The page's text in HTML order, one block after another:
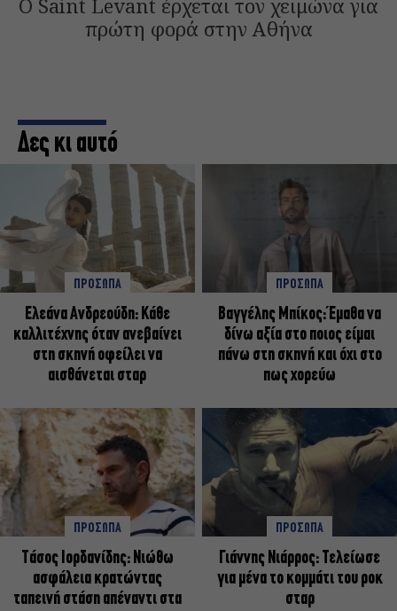
πρώτη φορά στην Αθήνα
Δες κι αυτό
ΠΡΟΣΩΠΑ
Ελεάνα Ανδρεούδη: Κάθε
καλλιτέχνης όταν ανεβαίνει
στη σκηνή οφείλει να
αισθάνεται σταρ
ΠΡΟΣΩΠΑ
Βαγγέλης Μπίκος: Έμαθα να
δίνω αξία στο ποιος είμαι
πάνω στη σκηνή και όχι στο
πως χορεύω
ΠΡΟΣΩΠΑ
Tάσος Ιορδανίδης: Νιώθω
ασφάλεια κρατώντας
ταπεινή στάση απέναντι στα
ΠΡΟΣΩΠΑ
Γιάννης Νιάρρος: Τελείωσε
για μένα το κομμάτι του ροκ
σταρ